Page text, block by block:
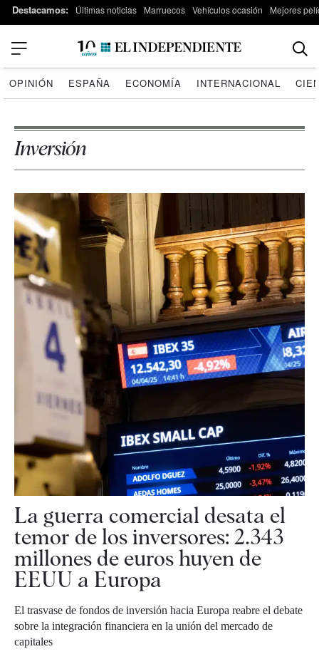
Destacamos: Últimas noticias Marruecos Vehículos ocasión Mejores
OPINIÓN ESPAÑA ECONOMÍA INTERNACIONAL
Inversión
La guerra comercial desata el
temor de los inversores: 2.343
millones de euros huyen de
EEUU a Europa
El trasvase de fondos de inversión hacia Europa reabre el debate
sobre la integración financiera en la unión del mercado de
capitales